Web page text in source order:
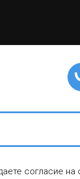
согласие